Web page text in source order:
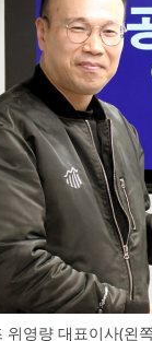
위영량 대표이사(왼